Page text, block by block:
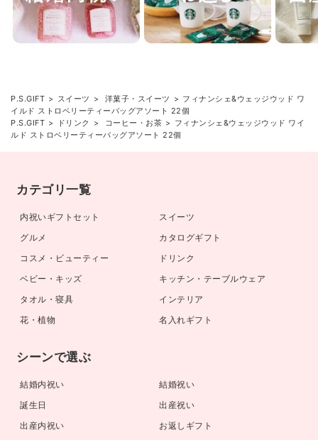
P.S.GIFT スイーツ 洋菓子・スイーツ
フィナンシェ&ウェッジウッド ワ
イルド ストロベリーティーバッグアソート 22個
P.S.GIFT
ドリンク コーヒー・お茶
フィナンシェ&ウェッジウッド ワイ
ルド ストロベリーティーバッグアソート 22個
カテゴリ一覧
内祝いギフトセット
スイーツ
グルメ
カタログギフト
コスメ・ビューティー
ドリンク
ベビー・キッズ
キッチン・テーブルウェア
タオル・寝具
インテリア
花・植物
名入れギフト
シーンで選ぶ
結婚内祝い
結婚祝い
誕生日
出産祝い
出産内祝い
お返しギフト